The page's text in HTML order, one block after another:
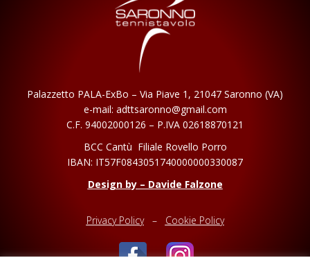
Palazzetto PALA-ExBo – Via Piave 1, 21047 Saronno (VA)
e-mail: adttsaronno@gmail.com
C.F. 94002000126 – P.IVA 02618870121
BCC Cantù Filiale Rovello Porro
IBAN: IT57F0843051740000000330087
Design by – Davide Falzone
Privacy Policy– Cookie Policy